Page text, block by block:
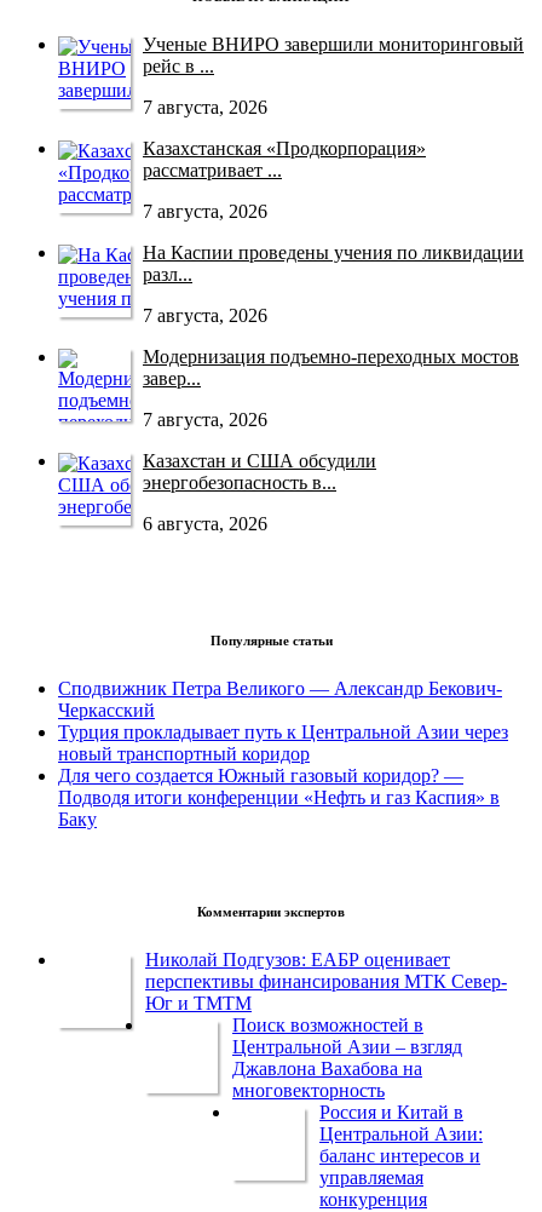
Ученые ВНИРО завершили мониторинговый
рейс в ...
7 августа, 2026
Казахстанская «Продкорпорация»
рассматривает ...
7 августа, 2026
На Каспии проведены учения по ликвидации
разл...
7 августа, 2026
Модернизация подъемно-переходных мостов
завер...
7 августа, 2026
Казахстан и США обсудили
энергобезопасность в...
6 августа, 2026
Популярные статьи
Сподвижник Петра Великого — Александр Бекович-
Черкасский
Турция прокладывает путь к Центральной Азии через
новый транспортный коридор
Для чего создается Южный газовый коридор? —
Подводя итоги конференции «Нефть и газ Каспия» в
Баку
Комментарии экспертов
Николай Подгузов: ЕАБР оценивает
перспективы финансирования МТК Север-
Юг и ТМТМ
Поиск возможностей в
Центральной Азии – взгляд
Джавлона Вахабова на
многовекторность
Россия и Китай в
Центральной Азии:
баланс интересов и
управляемая
конкуренция